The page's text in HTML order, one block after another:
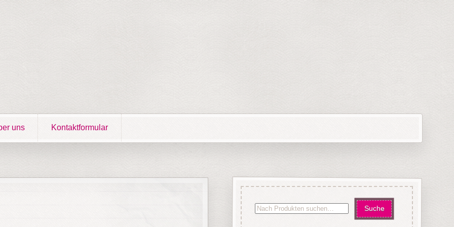
uns Kontaktformular